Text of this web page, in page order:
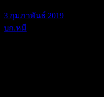
3 กุมภาพันธ์ 2019
บก.หมี